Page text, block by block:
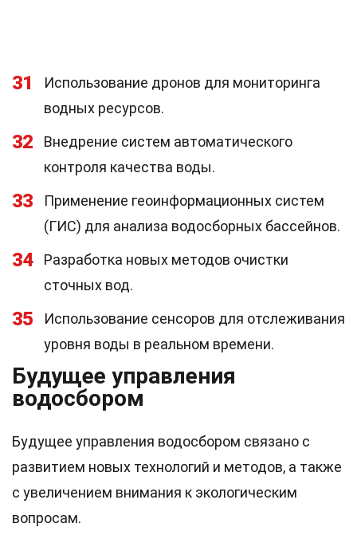
31
Использование дронов для мониторинга
водных ресурсов.
32
Внедрение систем автоматического
контроля качества воды.
33
Применение геоинформационных систем
(ГИС) для анализа водосборных бассейнов.
34
Разработка новых методов очистки
сточных вод.
35
Использование сенсоров для отслеживания
уровня воды в реальном времени.
Будущее управления
водосбором
Будущее управления водосбором связано с
развитием новых технологий и методов, а также
с увеличением внимания к экологическим
вопросам.